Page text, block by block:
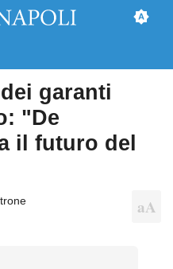
garanti
"De
il futuro del